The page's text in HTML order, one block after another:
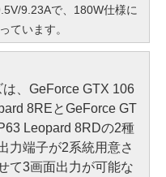
9.23Aで、180W仕様に
ています。
、GeForce GTX 106
8REとGeForce GT
Leopard 8RDの2種
力端子が2系統用意さ
て3画面出力が可能な